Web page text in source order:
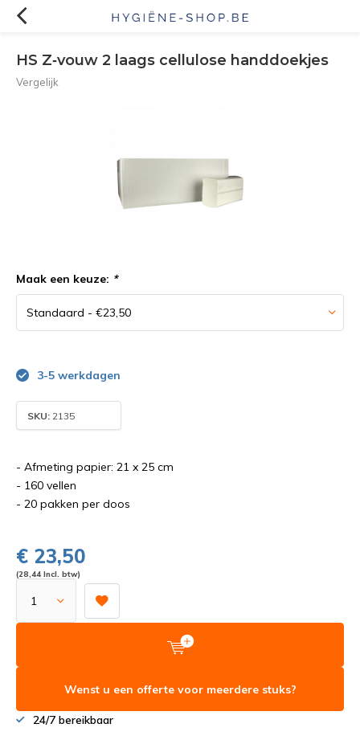
HS Z‐vouw 2 laags cellulose handdoekjes
Vergelijk
Maak een keuze: *
3-5 werkdagen
SKU: 2135
- Afmeting papier: 21 x 25 cm
- 160 vellen
- 20 pakken per doos
€ 23,50
(28,44 Incl. btw)
Wenst u een offerte voor meerdere stuks?
24/7 bereikbaar